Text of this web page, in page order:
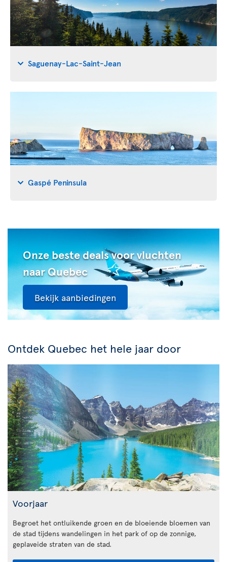
Saguenay-Lac-Saint-Jean
Gaspé Peninsula
Onze beste deals voor vluchten
naar Quebec
Bekijk aanbiedingen
Ontdek Quebec het hele jaar door
Voorjaar
Begroet het ontluikende groen en de bloeiende bloemen van
de stad tijdens wandelingen in het park of op de zonnige,
geplaveide straten van de stad.